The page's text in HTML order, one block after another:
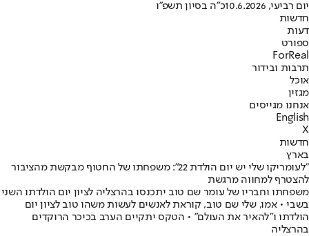
יום רביעי, 10.6.2026
כ"ה בסיון תשפ"ו
חדשות
דעות
ספורט
ForReal
תרבות ובידור
אוכל
מגזין
אנחנו מגייסים
English
X
חדשות
בארץ
"לעומריקו שלי יש יום הולדת 22": משפחתו של החטוף מבקשת מהציבור
להצטרף למחווה מרגשת
משפחתו וחבריו של עומר שם טוב יתכנסו בהרצליה לציון יום הולדתו השני
בשבי • אמו, שלי שם טוב, קוראת לאנשים לעשות משהו טוב לציון יום
הולדתו ו"להאיר את העולם" • הטקס יתקיים הערב בכיכר הרוקדים
בהרצליה